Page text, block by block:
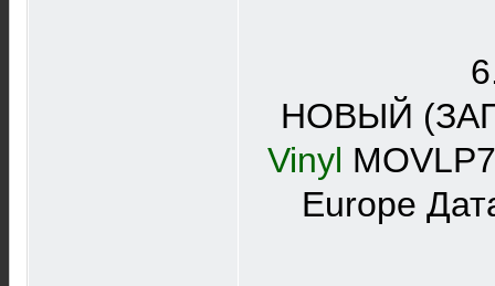
НОВЫЙ
Vinyl
Europe